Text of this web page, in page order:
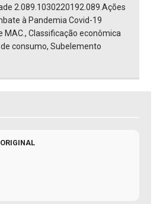
2.089.1030220192.089.Ações
à Pandemia Covid-19
MAC., Classificação econômica
consumo, Subelemento